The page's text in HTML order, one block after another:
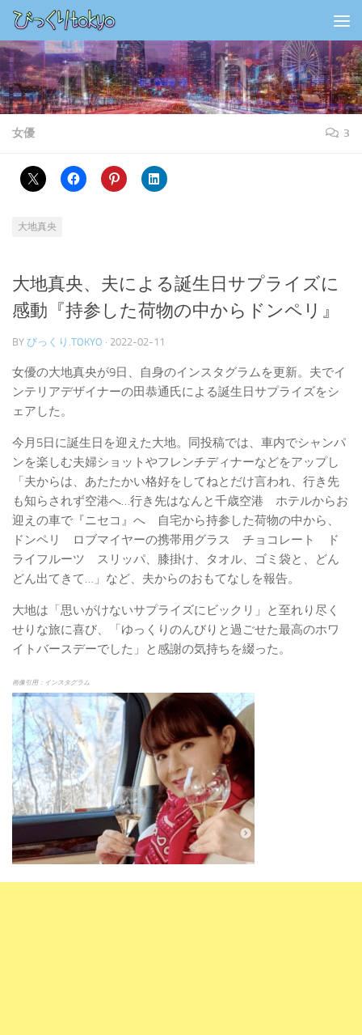
コンテンツの下
女優 3
大地真央
大地真央、夫による誕生日サプライズに
感動『持参した荷物の中からドンペリ』
BY びっくり.TOKYO · 2022-02-11
女優の大地真央が9日、自身のインスタグラムを更新。夫でイ
ンテリアデザイナーの田恭通氏による誕生日サプライズをシ
ェアした。
今月5日に誕生日を迎えた大地。同投稿では、車内でシャンパ
ンを楽しむ夫婦ショットやフレンチディナーなどをアップし
「夫からは、あたたかい格好をしてねとだけ言われ、行き先
も知らされず空港へ…行き先はなんと千歳空港 ホテルからお
迎えの車で『ニセコ』へ 自宅から持参した荷物の中から、
ドンペリ ロブマイヤーの携帯用グラス チョコレート ド
ライフルーツ スリッパ、膝掛け、タオル、ゴミ袋と、どん
どん出てきて…」など、夫からのおもてなしを報告。
大地は「思いがけないサプライズにビックリ」と至れり尽く
せりな旅に喜び、「ゆっくりのんびりと過ごせた最高のホワ
イトバースデーでした」と感謝の気持ちを綴った。
画像引用：インスタグラム